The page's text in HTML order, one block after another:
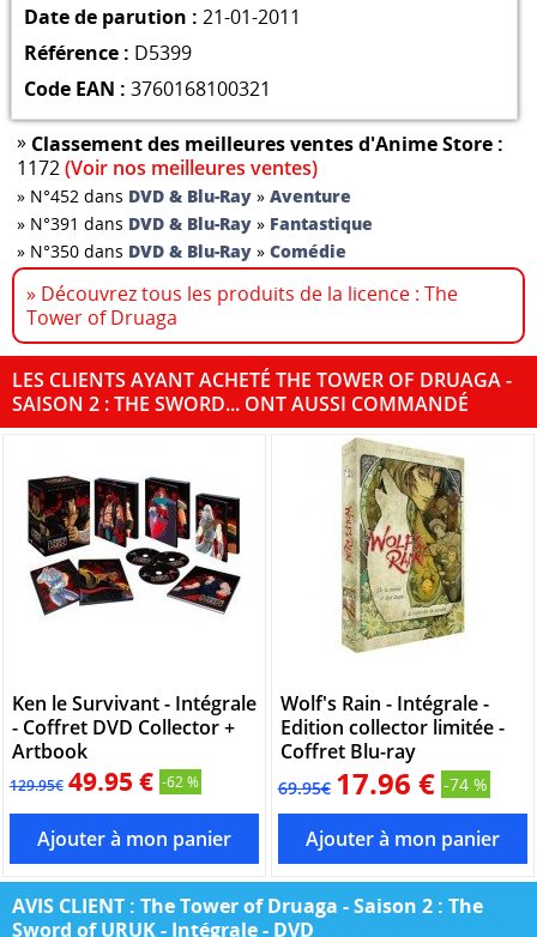
Date de parution : 21-01-2011
Référence : D5399
Code EAN : 3760168100321
» Classement des meilleures ventes d'Anime Store :
1172(Voir nos meilleures ventes)
» N°452 dans DVD & Blu-Ray »Aventure
» N°391 dans DVD & Blu-Ray » Fantastique
» N°350 dans DVD & Blu-Ray »Comédie
» Découvrez tous les produits de la licence : The
Tower of Druaga
LES CLIENTS AYANT ACHETÉ THE TOWER OF DRUAGA -
SAISON 2 : THE SWORD... ONT AUSSI COMMANDÉ
Ken le Survivant - Intégrale
- Coffret DVD Collector +
Artbook
129.95€ 49.95 € -62 %
Wolf's Rain - Intégrale -
Edition collector limitée -
Coffret Blu-ray
69.95€ 17.96 € -74 %
AVIS CLIENT : The Tower of Druaga - Saison 2 : The
Sword of URUK - Intégrale - DVD